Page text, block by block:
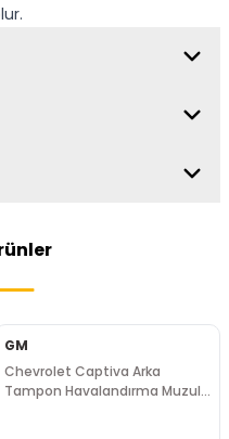
GM
Chevrolet Captiva Arka
Tampon Havalandırma Muzulu